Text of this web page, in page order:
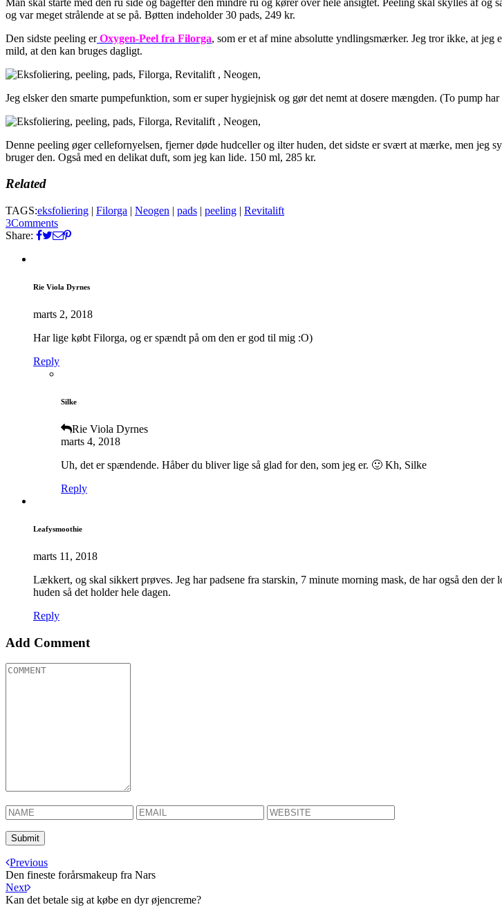
og var meget strålende at se på. Bøtten indeholder 30 pads, 249 kr.
Den sidste peeling erOxygen-Peel fra Filorga, som er et af mine absolutte yndlingsmærker. Jeg tror ikke, at
mild, at den kan bruges dagligt.
Jeg elsker den smarte pumpefunktion, som er super hygiejnisk og gør det nemt at dosere mængden. (To pump
Denne peeling øger cellefornyelsen, fjerner døde hudceller og ilter huden, det sidste er svært at mærke, men
bruger den. Også med en delikat duft, som jeg kan lide. 150 ml, 285 kr.
Related
TAGS:eksfoliering | Filorga | Neogen | pads | peeling | Revitalift
3Comments
Share:
Rie Viola Dyrnes
marts 2, 2018
Har lige købt Filorga, og er spændt på om den er god til mig :O)
Reply
Silke
Rie Viola Dyrnes
marts 4, 2018
Uh, det er spændende. Håber du bliver lige så glad for den, som jeg er. 🙂 Kh, Silke
Reply
Leafysmoothie
marts 11, 2018
Lækkert, og skal sikkert prøves. Jeg har padsene fra starskin, 7 minute morning mask, de har også den
huden så det holder hele dagen.
Reply
Add Comment
Previous
Den fineste forårsmakeup fra Nars
Next
Kan det betale sig at købe en dyr øjencreme?